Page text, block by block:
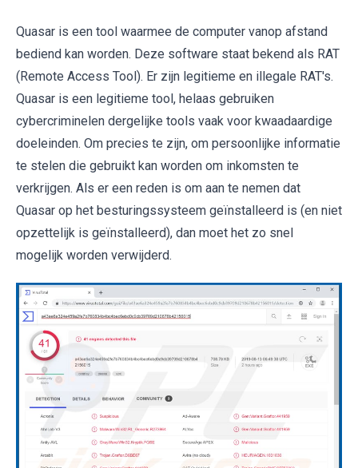
Quasar is een tool waarmee de computer vanop afstand
bediend kan worden. Deze software staat bekend als RAT
(Remote Access Tool). Er zijn legitieme en illegale RAT's.
Quasar is een legitieme tool, helaas gebruiken
cybercriminelen dergelijke tools vaak voor kwaadaardige
doeleinden. Om precies te zijn, om persoonlijke informatie
te stelen die gebruikt kan worden om inkomsten te
verkrijgen. Als er een reden is om aan te nemen dat
Quasar op het besturingssysteem geïnstalleerd is (en niet
opzettelijk is geïnstalleerd), dan moet het zo snel
mogelijk worden verwijderd.